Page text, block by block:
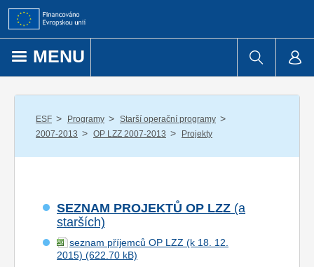
Přejít k obsahu
MENU
ESF / Programy / Starší operační programy /
2007-2013 / OP LZZ 2007-2013 / Projekty
SEZNAM PROJEKTŮ OP LZZ (a
starších)
seznam příjemců OP LZZ (k 18. 12.
2015)